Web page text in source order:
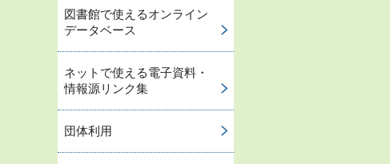
図書館で使えるオンライン
データベース
ネットで使える電子資料・
情報源リンク集
団体利用